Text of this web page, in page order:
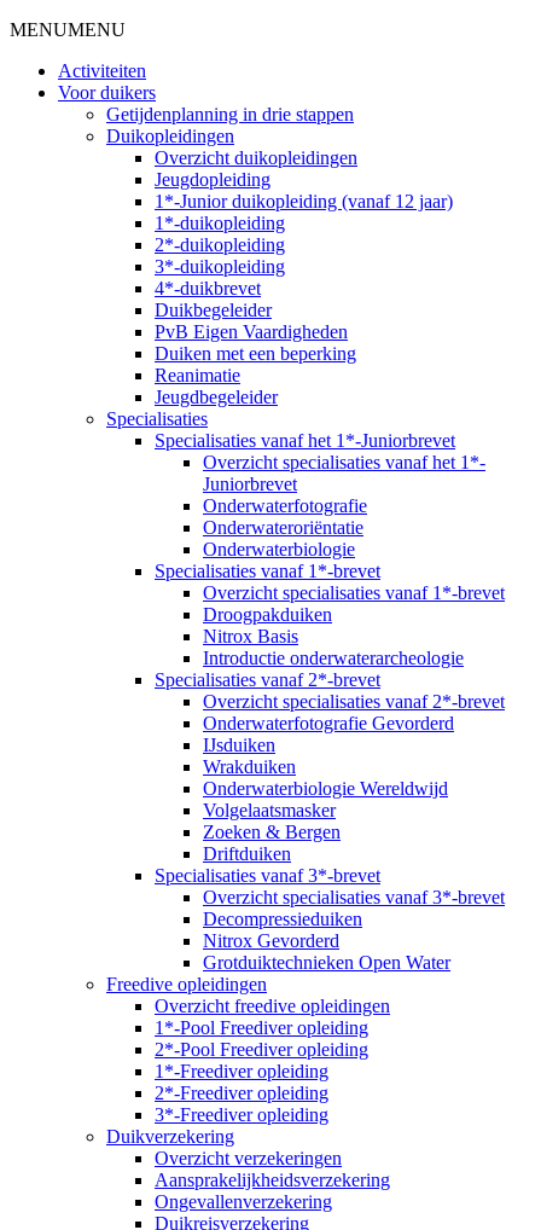
MENUMENU
Activiteiten
Voor duikers
Getijdenplanning in drie stappen
Duikopleidingen
Overzicht duikopleidingen
Jeugdopleiding
1*-Junior duikopleiding (vanaf 12 jaar)
1*-duikopleiding
2*-duikopleiding
3*-duikopleiding
4*-duikbrevet
Duikbegeleider
PvB Eigen Vaardigheden
Duiken met een beperking
Reanimatie
Jeugdbegeleider
Specialisaties
Specialisaties vanaf het 1*-Juniorbrevet
Overzicht specialisaties vanaf het 1*-
Juniorbrevet
Onderwaterfotografie
Onderwateroriëntatie
Onderwaterbiologie
Specialisaties vanaf 1*-brevet
Overzicht specialisaties vanaf 1*-brevet
Droogpakduiken
Nitrox Basis
Introductie onderwaterarcheologie
Specialisaties vanaf 2*-brevet
Overzicht specialisaties vanaf 2*-brevet
Onderwaterfotografie Gevorderd
IJsduiken
Wrakduiken
Onderwaterbiologie Wereldwijd
Volgelaatsmasker
Zoeken & Bergen
Driftduiken
Specialisaties vanaf 3*-brevet
Overzicht specialisaties vanaf 3*-brevet
Decompressieduiken
Nitrox Gevorderd
Grotduiktechnieken Open Water
Freedive opleidingen
Overzicht freedive opleidingen
1*-Pool Freediver opleiding
2*-Pool Freediver opleiding
1*-Freediver opleiding
2*-Freediver opleiding
3*-Freediver opleiding
Duikverzekering
Overzicht verzekeringen
Aansprakelijkheidsverzekering
Ongevallenverzekering
Duikreisverzekering